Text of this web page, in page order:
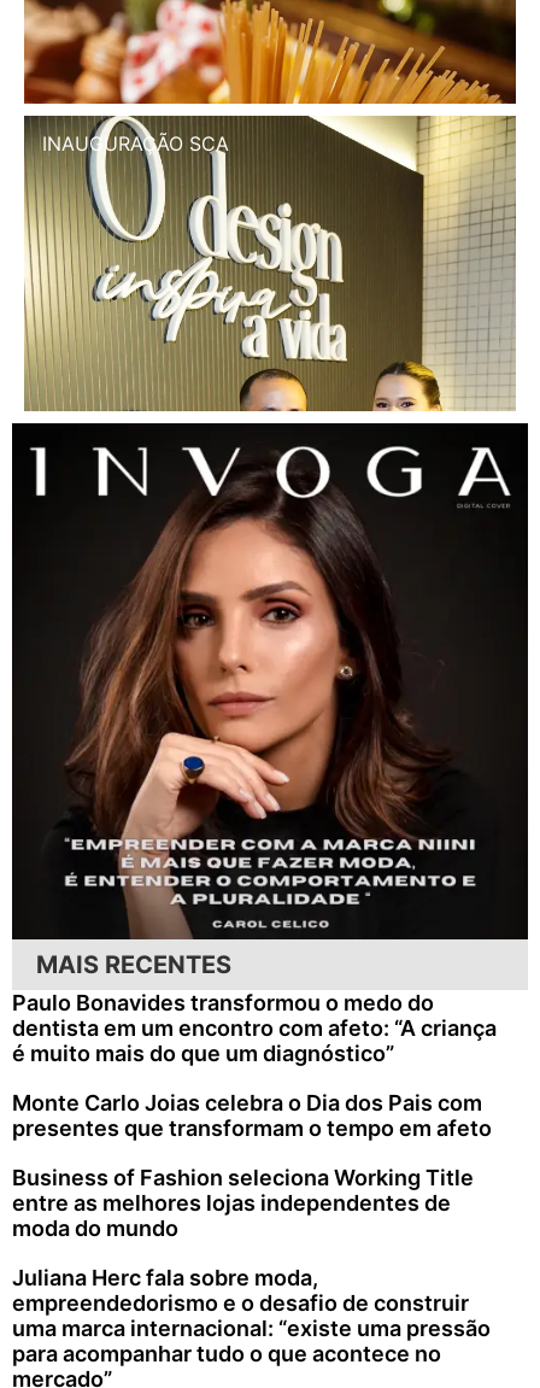
INAUGURAÇÃO SCA
MAIS RECENTES
Paulo Bonavides transformou o medo do
dentista em um encontro com afeto: “A criança
é muito mais do que um diagnóstico”
Monte Carlo Joias celebra o Dia dos Pais com
presentes que transformam o tempo em afeto
Business of Fashion seleciona Working Title
entre as melhores lojas independentes de
moda do mundo
Juliana Herc fala sobre moda,
empreendedorismo e o desafio de construir
uma marca internacional: “existe uma pressão
para acompanhar tudo o que acontece no
mercado”